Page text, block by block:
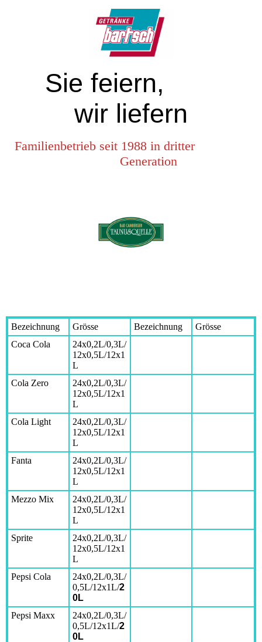
Sie feiern,
wir liefern
Familienbetrieb seit 1988 in dritter
Generation
Bezeichnung Grösse Bezeichnung
Grösse
Coca Cola
24x0,2L/0,3L/
12x0,5L/12x1
L
Cola Zero
24x0,2L/0,3L/
12x0,5L/12x1
L
Cola Light
24x0,2L/0,3L/
12x0,5L/12x1
L
Fanta
24x0,2L/0,3L/
12x0,5L/12x1
L
Mezzo Mix
24x0,2L/0,3L/
12x0,5L/12x1
L
Sprite
24x0,2L/0,3L/
12x0,5L/12x1
L
Pepsi Cola
24x0,2L/0,3L/
0,5L/12x1L/2
0L
Pepsi Maxx
24x0,2L/0,3L/
0,5L/12x1L/2
0L